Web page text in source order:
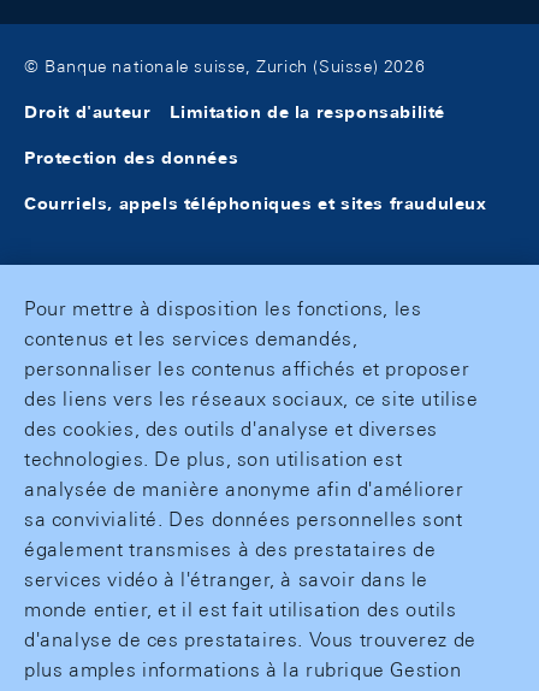
© Banque nationale suisse, Zurich (Suisse) 2026
Droit d'auteur Limitation de la responsabilité
Protection des données
Courriels, appels téléphoniques et sites frauduleux
Pour mettre à disposition les fonctions, les
contenus et les services demandés,
personnaliser les contenus affichés et proposer
des liens vers les réseaux sociaux, ce site utilise
des cookies, des outils d'analyse et diverses
technologies. De plus, son utilisation est
analysée de manière anonyme afin d'améliorer
sa convivialité. Des données personnelles sont
également transmises à des prestataires de
services vidéo à l'étranger, à savoir dans le
monde entier, et il est fait utilisation des outils
d'analyse de ces prestataires. Vous trouverez de
plus amples informations à la rubrique Gestion